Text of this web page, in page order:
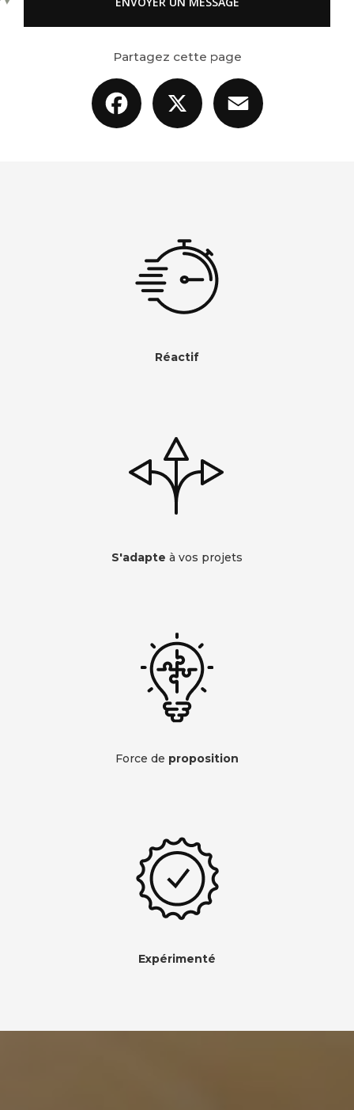
Partagez cette page
Facebook
Réactif
S'adapte à vos projets
Force de proposition
Expérimenté